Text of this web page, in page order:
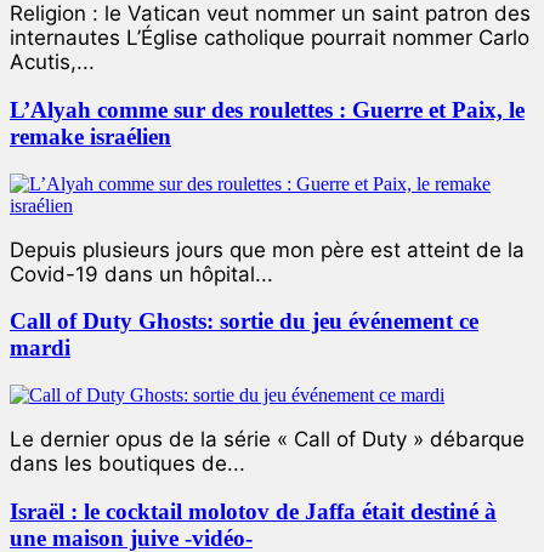
Religion : le Vatican veut nommer un saint patron des
internautes L’Église catholique pourrait nommer Carlo
Acutis,...
L’Alyah comme sur des roulettes : Guerre et Paix, le
remake israélien
Depuis plusieurs jours que mon père est atteint de la
Covid-19 dans un hôpital...
Call of Duty Ghosts: sortie du jeu événement ce
mardi
Le dernier opus de la série « Call of Duty » débarque
dans les boutiques de...
Israël : le cocktail molotov de Jaffa était destiné à
une maison juive -vidéo-